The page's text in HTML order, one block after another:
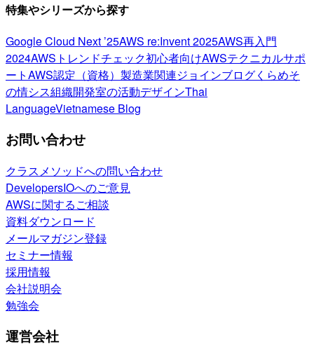
特集やシリーズから探す
Google Cloud Next ’25AWS re:Invent 2025AWS再入門
2024AWSトレンドチェック初心者向けAWSテクニカルサポ
ートAWS認定（資格） 製造業関連ジョインブログくらめそ
の情シス組織開発室の活動デザインThai
LanguageVietnamese Blog
お問い合わせ
クラスメソッドへの問い合わせ
DevelopersIOへのご意見
AWSに関するご相談
資料ダウンロード
メールマガジン登録
セミナー情報
採用情報
会社説明会
勉強会
運営会社